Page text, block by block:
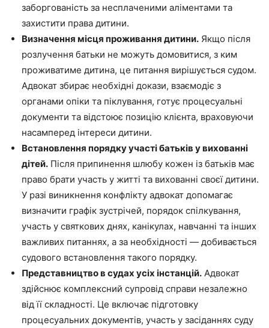
заборгованість за несплаченими аліментами та
захистити права дитини.
Визначення місця проживання дитини. Якщо після
розлучення батьки не можуть домовитися, з ким
проживатиме дитина, це питання вирішується судом.
Адвокат збирає необхідні докази, взаємодіє з
органами опіки та піклування, готує процесуальні
документи та відстоює позицію клієнта, враховуючи
насамперед інтереси дитини.
Встановлення порядку участі батьків у вихованні
дітей. Після припинення шлюбу кожен із батьків має
право брати участь у житті та вихованні своєї дитини.
У разі виникнення конфлікту адвокат допомагає
визначити графік зустрічей, порядок спілкування,
участь у святкових днях, канікулах, навчанні та інших
важливих питаннях, а за необхідності — добивається
судового встановлення такого порядку.
Представництво в судах усіх інстанцій. Адвокат
здійснює комплексний супровід справи незалежно
від її складності. Це включає підготовку
процесуальних документів, участь у засіданнях суду